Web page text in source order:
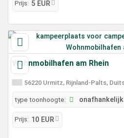
Prijs: 5 EUR
Wohnmobilhafen am Rhein
56220 Urmitz, Rijnland-Palts,
type toonhoogte:
Prijs: 10 EUR